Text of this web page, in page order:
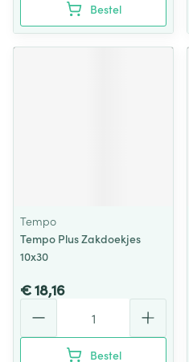
Bestel
Tempo
Tempo Plus Zakdoekjes
10x30
€ 18,16
Bestel